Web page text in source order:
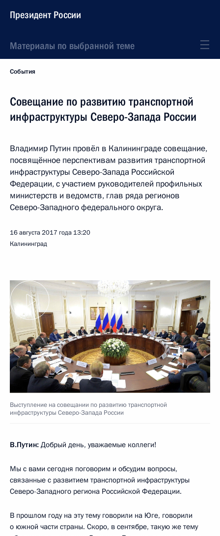
Президент России
Материалы по выбранной теме
События
Совещание по развитию транспортной
инфраструктуры Северо-Запада России
Владимир Путин провёл в Калининграде совещание,
посвящённое перспективам развития транспортной
инфраструктуры Северо-Запада Российской
Федерации, с участием руководителей профильных
министерств и ведомств, глав ряда регионов
Северо-Западного федерального округа.
16 августа 2017 года 13:20
Калининград
Выступление на совещании по развитию транспортной
инфраструктуры Северо-Запада России
В.Путин: Добрый день, уважаемые коллеги!
Мы с вами сегодня поговорим и обсудим вопросы,
связанные с развитием транспортной инфраструктуры
Северо-Западного региона Российской Федерации.
В прошлом году на эту тему говорили на Юге, говорили
о южной части страны. Скоро, в сентябре, такую же тему